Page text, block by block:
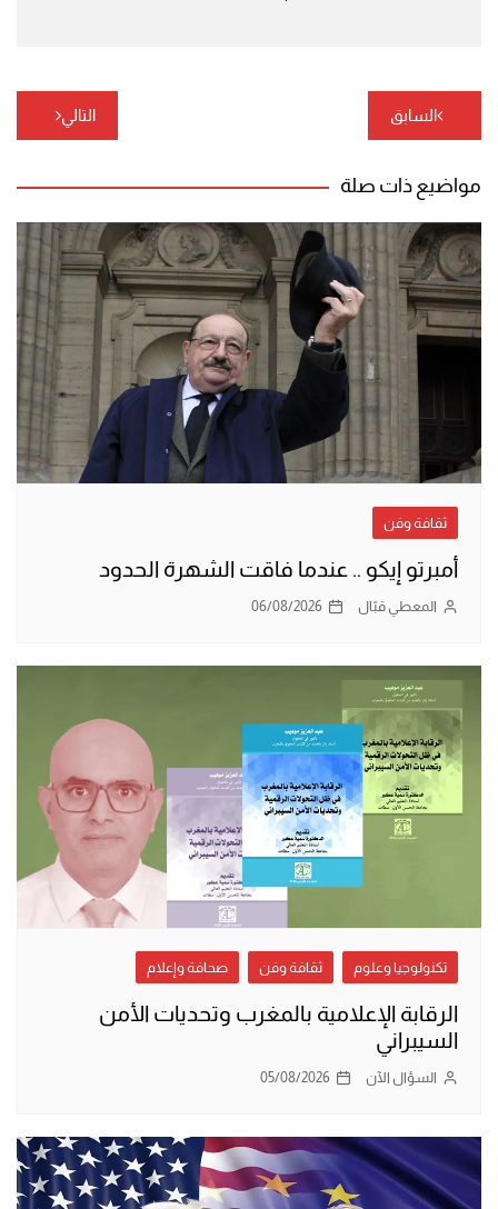
تصفّح
المقالات
السابق التالي
مواضيع ذات صلة
ثقافة وفن
أمبرتو إيكو .. عندما فاقت الشهرة الحدود
المعطي قبّال 06/08/2026
تكنولوجيا وعلوم ثقافة وفن صحافة وإعلام
الرقابة الإعلامية بالمغرب وتحديات الأمن
السيبراني
السؤال الآن 05/08/2026